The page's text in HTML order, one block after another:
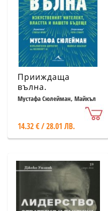
Прииждаща
вълна.
Изкуственият
интелект, властта
и нашето бъдеще
Мустафа Сюлейман, Майкъл
14.32 € / 28.01 ЛВ.